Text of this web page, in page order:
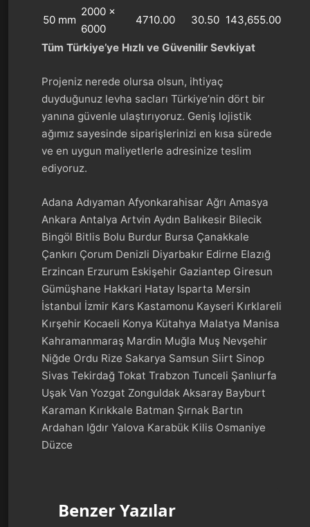
50 mm
2000 x
6000
4710.00 30.50 143,655.00
Tüm Türkiye’ye Hızlı ve Güvenilir Sevkiyat
Projeniz nerede olursa olsun, ihtiyaç
duyduğunuz levha sacları Türkiye’nin dört bir
yanına güvenle ulaştırıyoruz. Geniş lojistik
ağımız sayesinde siparişlerinizi en kısa sürede
ve en uygun maliyetlerle adresinize teslim
ediyoruz.
Adana Adıyaman Afyonkarahisar Ağrı Amasya
Ankara Antalya Artvin Aydın Balıkesir Bilecik
Bingöl Bitlis Bolu Burdur Bursa Çanakkale
Çankırı Çorum Denizli Diyarbakır Edirne Elazığ
Erzincan Erzurum Eskişehir Gaziantep Giresun
Gümüşhane Hakkari Hatay Isparta Mersin
İstanbul İzmir Kars Kastamonu Kayseri Kırklareli
Kırşehir Kocaeli Konya Kütahya Malatya Manisa
Kahramanmaraş Mardin Muğla Muş Nevşehir
Niğde Ordu Rize Sakarya Samsun Siirt Sinop
Sivas Tekirdağ Tokat Trabzon Tunceli Şanlıurfa
Uşak Van Yozgat Zonguldak Aksaray Bayburt
Karaman Kırıkkale Batman Şırnak Bartın
Ardahan Iğdır Yalova Karabük Kilis Osmaniye
Düzce
Benzer Yazılar